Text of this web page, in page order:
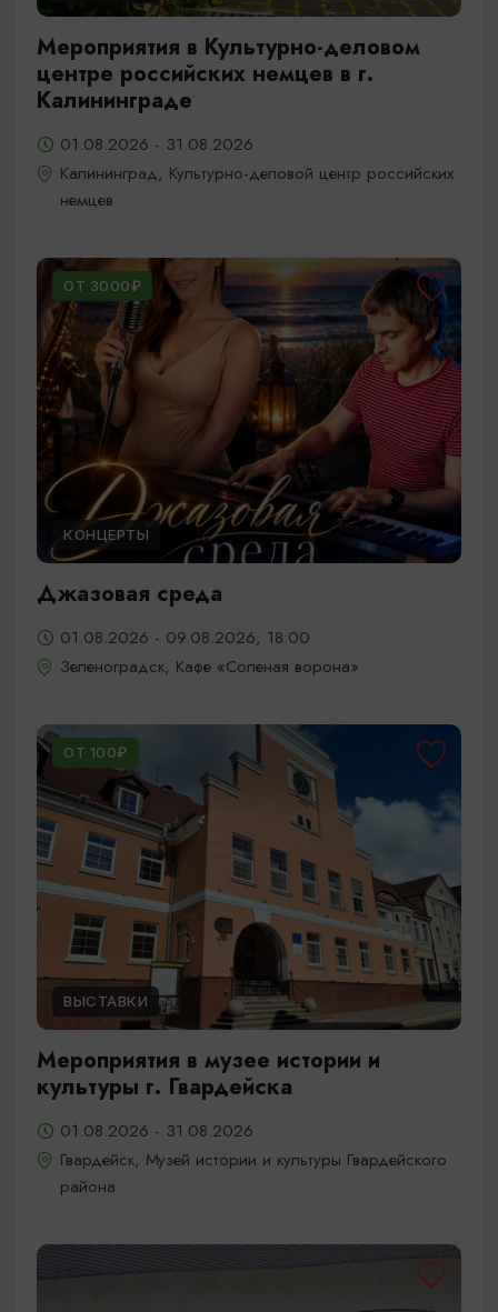
Мероприятия в Культурно-деловом
центре российских немцев в г.
Калининграде
01.08.2026 - 31.08.2026
Калининград, Культурно-деловой центр российских
немцев
ОТ 3000₽
КОНЦЕРТЫ
Джазовая среда
01.08.2026 - 09.08.2026, 18:00
Зеленоградск, Кафе «Соленая ворона»
ОТ 100₽
ВЫСТАВКИ
Мероприятия в музее истории и
культуры г. Гвардейска
01.08.2026 - 31.08.2026
Гвардейск, Музей истории и культуры Гвардейского
района